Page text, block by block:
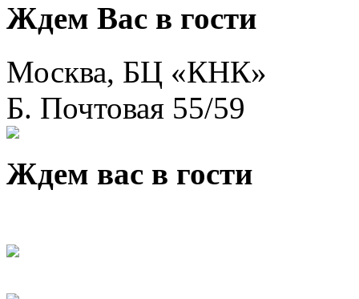
Ждем Вас в гости
Москва, БЦ «КНК»
Б. Почтовая 55/59
Ждем вас в гости